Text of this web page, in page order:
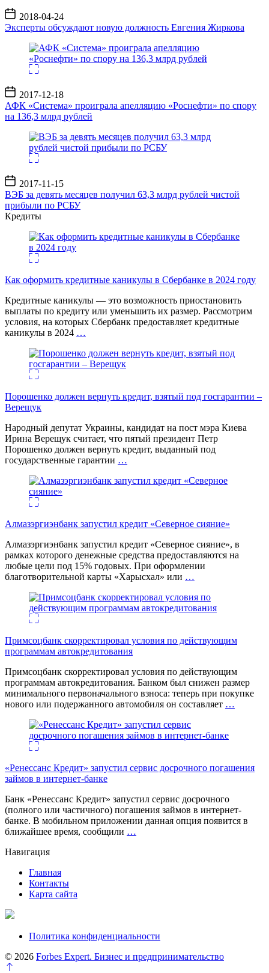
Дата
записи
2018-04-24
Эксперты обсуждают новую должность Евгения Жиркова
Дата
записи
2017-12-18
АФК «Система» проиграла апелляцию «Роснефти» по спору
на 136,3 млрд рублей
Дата
записи
2017-11-15
ВЭБ за девять месяцев получил 63,3 млрд рублей чистой
прибыли по РСБУ
Кредиты
Как оформить кредитные каникулы в Сбербанке в 2024 году
Кредитные каникулы — это возможность приостановить
выплаты по кредиту или уменьшить их размер. Рассмотрим
условия, на которых Сбербанк предоставляет кредитные
каникулы в 2024 …
Порошенко должен вернуть кредит, взятый под госгарантии –
Верещук
Народный депутат Украины, кандидат на пост мэра Киева
Ирина Верещук считает, что пятый президент Петр
Порошенко должен вернуть кредит, выданный под
государственные гарантии …
Алмазэргиэнбанк запустил кредит «Северное сияние»
Алмазэргиэнбанк запустил кредит «Северное сияние», в
рамках которого денежные средства предоставляются на
любые цели под 15% годовых. При оформлении
благотворительной карты «Харысхал» или …
Примсоцбанк скорректировал условия по действующим
программам автокредитования
Примсоцбанк скорректировал условия по действующим
программам автокредитования. Банком был снижен размер
минимального первоначального взноса: теперь при покупке
нового или подержанного автомобиля он составляет …
«Ренессанс Кредит» запустил сервис досрочного погашения
займов в интернет-банке
Банк «Ренессанс Кредит» запустил сервис досрочного
(полного или частичного) погашения займов в интернет-
банке. В мобильном приложении данная опция появится в
ближайшее время, сообщили …
Навигация
Главная
Контакты
Карта сайта
Политика конфиденциальности
© 2026 Forbes Expert. Бизнес и предпринимательство
Перейти